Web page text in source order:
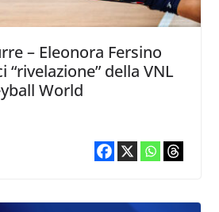
– Eleonora Fersino
della VNL
World